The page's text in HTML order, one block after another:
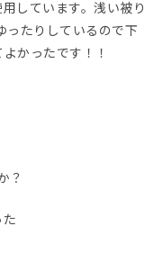
しています。浅い被り
ったりしているので下
かったです！！
？
た